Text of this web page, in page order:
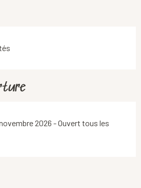
2026 - Ouvert tous les